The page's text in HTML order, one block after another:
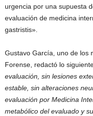
urgencia por una supuesta
evaluación de medicina
gastristis».
Gustavo García, uno de los
Forense, redactó lo
evaluación, sin lesiones
estable, sin alteraciones
evaluación por Medicina
metabólico del evaluado y